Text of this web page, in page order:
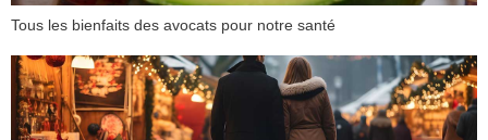
Tous les bienfaits des avocats pour notre santé